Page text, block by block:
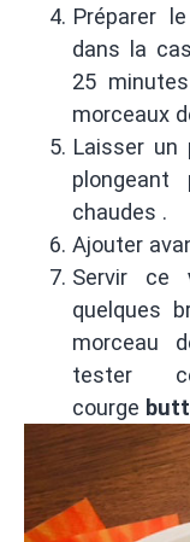
Préparer
dans la
25
morceaux
Laisser un
plongeant
chaudes .
Ajouter
Servir ce
quelques
morceau
tester
courge